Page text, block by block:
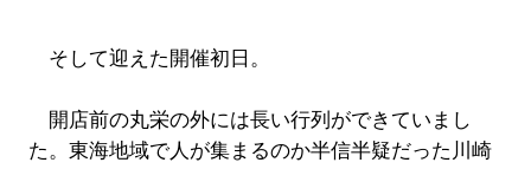
そして迎えた開催初日。
開店前の丸栄の外には長い行列ができていまし
た。東海地域で人が集まるのか半信半疑だった川崎